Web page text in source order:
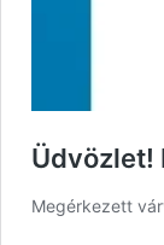
Üdvözlet!
Megérkezett